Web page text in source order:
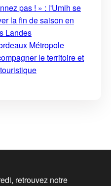
pas ! » : l'Umih se
la fin de saison en
Landes
Métropole
le territoire et
retrouvez notre